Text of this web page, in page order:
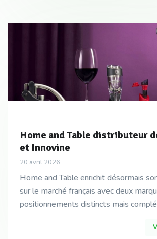
Home and Table distributeur
et Innovine
20 avril 2026
Home and Table enrichit désormais
sur le marché français avec deux
positionnements distincts mais